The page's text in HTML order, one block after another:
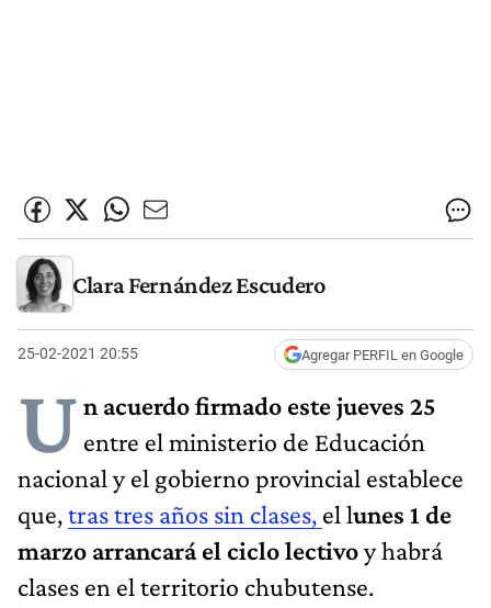
Clara Fernández Escudero
25-02-2021 20:55 Agregar PERFIL en Google
U n acuerdo firmado este jueves 25
entre el ministerio de Educación
nacional y el gobierno provincial establece
que,tras tres años sin clases, el lunes 1 de
marzo arrancará el ciclo lectivoy habrá
clases en el territorio chubutense.